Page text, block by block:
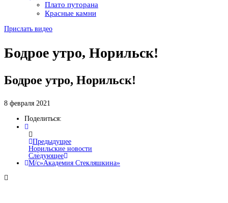
Плато путорана
Красные камни
Прислать видео
Бодрое утро, Норильск!
Бодрое утро, Норильск!
8 февраля 2021
Поделиться:
Предыдущее
Норильские новости
Следующее
М/с»Академия Стекляшкина»